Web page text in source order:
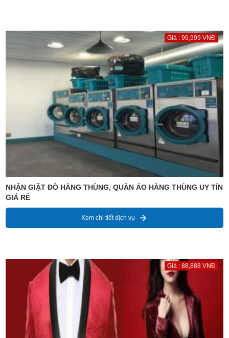
Giá : 99,999 VNĐ
NHẬN GIẶT ĐỒ HÀNG THÙNG, QUẦN ÁO HÀNG THÙNG UY TÍN
GIÁ RẺ
Xem chi tiết dịch vụ
Giá : 88,888 VNĐ